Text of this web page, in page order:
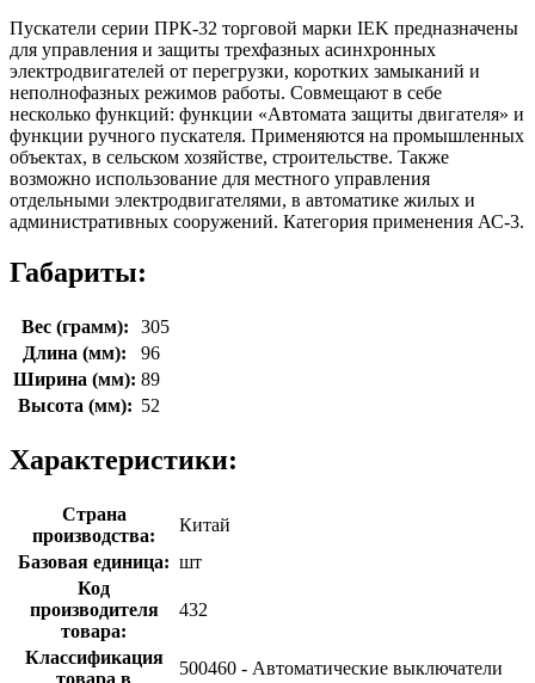
Пускатели серии ПРК-32 торговой марки IEK предназначены
для управления и защиты трехфазных асинхронных
электродвигателей от перегрузки, коротких замыканий и
неполнофазных режимов работы. Совмещают в себе
несколько функций: функции «Автомата защиты двигателя» и
функции ручного пускателя. Применяются на промышленных
объектах, в сельском хозяйстве, строительстве. Также
возможно использование для местного управления
отдельными электродвигателями, в автоматике жилых и
административных сооружений. Категория применения АС-3.
Габариты:
Вес (грамм):
305
Длина (мм):
96
Ширина (мм): 89
Высота (мм): 52
Характеристики:
Страна
производства:
Китай
Базовая единица: шт
Код
производителя
товара:
432
Классификация
товара в
500460 - Автоматические выключатели